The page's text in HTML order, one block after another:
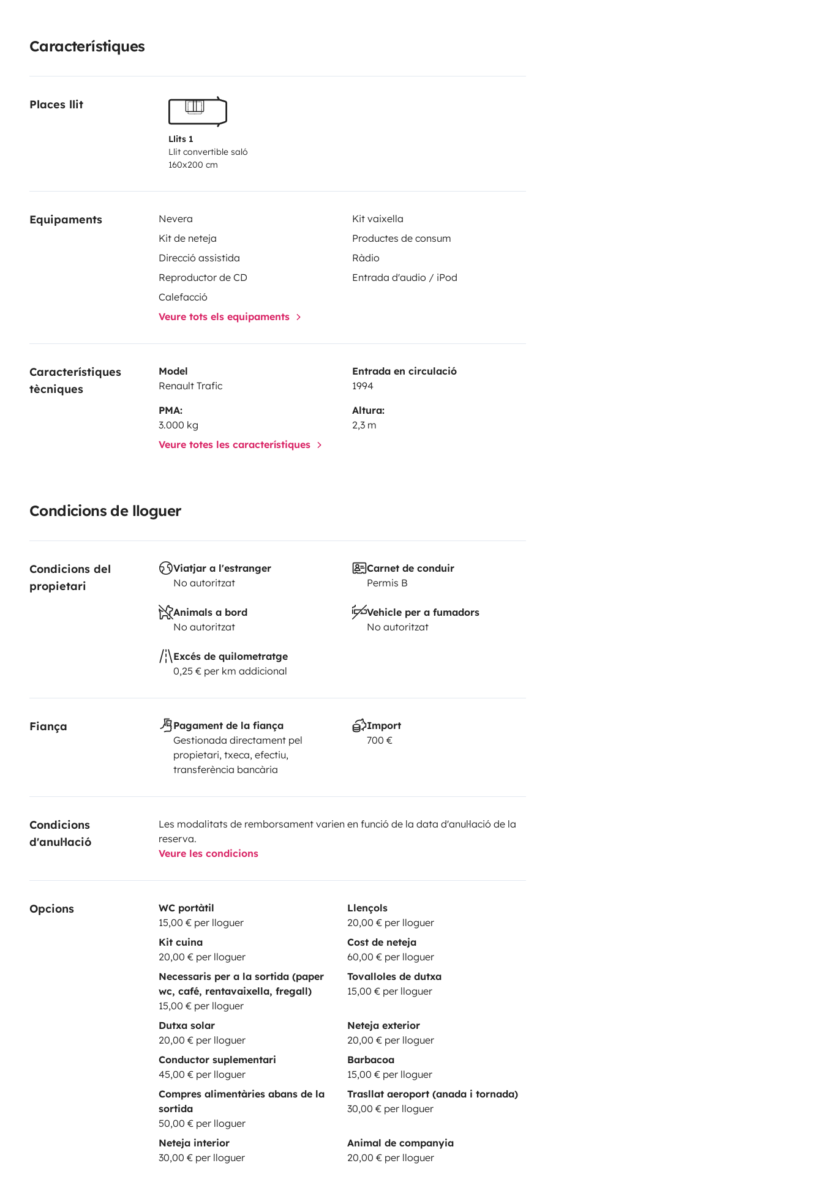
Característiques
Places llit
Llits 1
Llit convertible saló
160x200 cm
Equipaments Nevera
Kit vaixella
Kit de neteja
Productes de consum
Direcció assistida
Ràdio
Reproductor de CD
Entrada d'audio / iPod
Calefacció
Veure tots els equipaments
Característiques
tècniques
Model
Renault Trafic
Entrada en circulació
1994
PMA:
3.000 kg
Altura:
2,3 m
Veure totes les característiques
Condicions de lloguer
Condicions del
propietari
Viatjar a l'estranger
No autoritzat
Carnet de conduir
Permis B
Animals a bord
No autoritzat
Vehicle per a fumadors
No autoritzat
Excés de quilometratge
0,25 € per km addicional
Fiança
Pagament de la fiança
Gestionada directament pel
propietari, txeca, efectiu,
transferència bancària
Import
700 €
Condicions
d'anul·lació
Les modalitats de remborsament varien en funció de la data d'anul·lació de la
reserva.
Veure les condicions
Opcions
WC portàtil
15,00 € per lloguer
Llençols
20,00 € per lloguer
Kit cuina
20,00 € per lloguer
Cost de neteja
60,00 € per lloguer
Necessaris per a la sortida (paper
wc, café, rentavaixella, fregall)
15,00 € per lloguer
Tovalloles de dutxa
15,00 € per lloguer
Dutxa solar
20,00 € per lloguer
Neteja exterior
20,00 € per lloguer
Conductor suplementari
45,00 € per lloguer
Barbacoa
15,00 € per lloguer
Compres alimentàries abans de la
sortida
50,00 € per lloguer
Trasllat aeroport (anada i tornada)
30,00 € per lloguer
Neteja interior
30,00 € per lloguer
Animal de companyia
20,00 € per lloguer